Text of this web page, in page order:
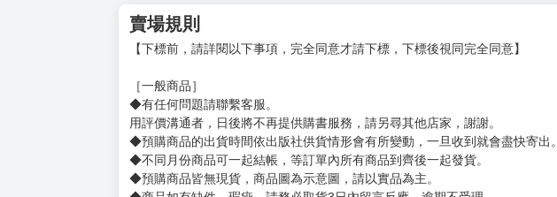
賣場規則
【下標前，請詳閱以下事項，完全同意才請下標，下標後視同完全同意】
［一般商品］
◆有任何問題請聯繫客服。
用評價溝通者，日後將不再提供購書服務，請另尋其他店家，謝謝。
◆預購商品的出貨時間依出版社供貨情形會有所變動，一旦收到就會盡快寄出。
◆不同月份商品可一起結帳，等訂單內所有商品到齊後一起發貨。
◆預購商品皆無現貨，商品圖為示意圖，請以實品為主。